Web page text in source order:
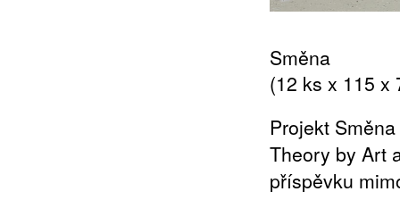
Směna
(12 ks x 115 x
Projekt
Theory by Art
příspěvku